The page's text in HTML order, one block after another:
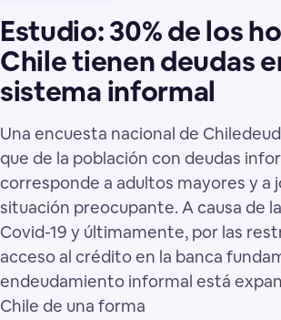
Estudio: 30% de los
Chile tienen deudas
sistema informal
Una encuesta nacional de
que de la población con deudas
corresponde a adultos mayores y a
situación preocupante. A causa de
Covid-19 y últimamente, por las
acceso al crédito en la banca
endeudamiento informal está
Chile de una forma